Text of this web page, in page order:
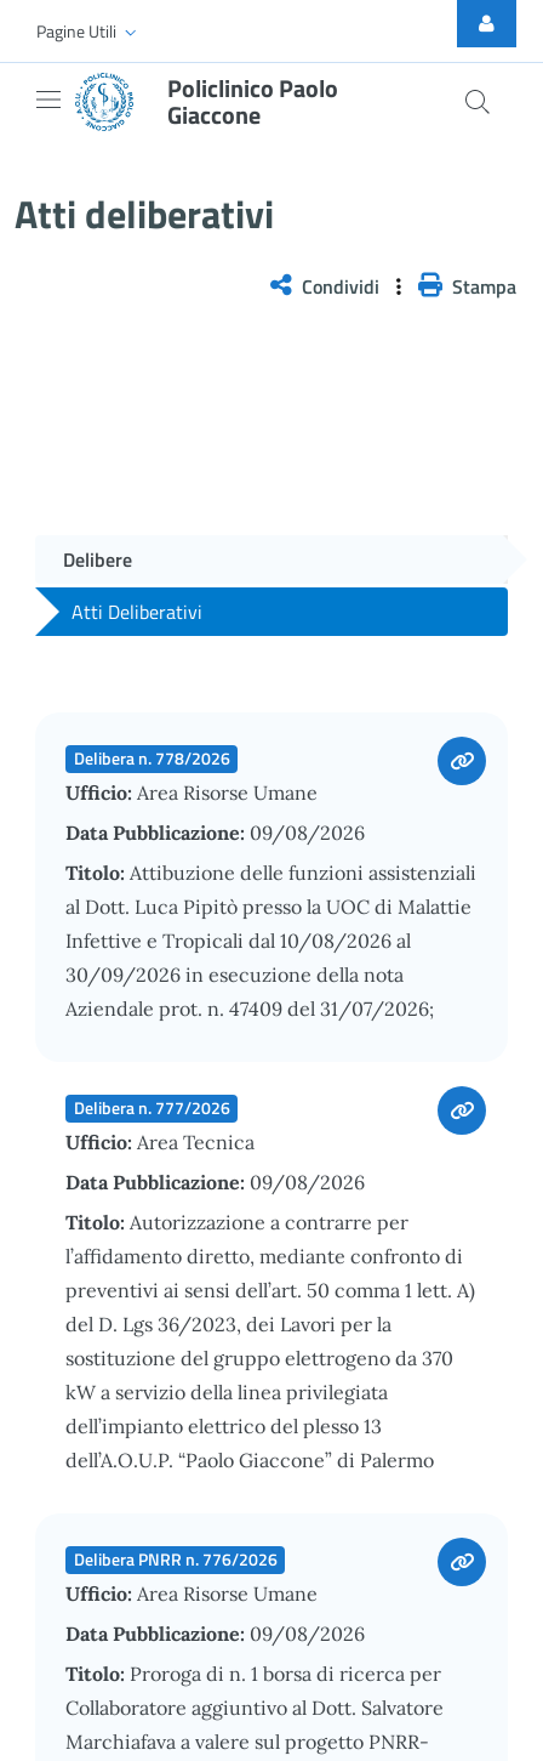
Skip to Main Content
Pagine Utili
Policlinico Paolo
Giaccone
Atti deliberativi
Condividi Stampa
Delibere
Atti Deliberativi
Delibera n. 778/2026
Ufficio: Area Risorse Umane
Data Pubblicazione: 09/08/2026
Titolo: Attibuzione delle funzioni assistenziali
al Dott. Luca Pipitò presso la UOC di Malattie
Infettive e Tropicali dal 10/08/2026 al
30/09/2026 in esecuzione della nota
Aziendale prot. n. 47409 del 31/07/2026;
Delibera n. 777/2026
Ufficio: Area Tecnica
Data Pubblicazione: 09/08/2026
Titolo: Autorizzazione a contrarre per
l’affidamento diretto, mediante confronto di
preventivi ai sensi dell’art. 50 comma 1 lett. A)
del D. Lgs 36/2023, dei Lavori per la
sostituzione del gruppo elettrogeno da 370
kW a servizio della linea privilegiata
dell’impianto elettrico del plesso 13
dell’A.O.U.P. “Paolo Giaccone” di Palermo
Delibera PNRR n. 776/2026
Ufficio: Area Risorse Umane
Data Pubblicazione: 09/08/2026
Titolo: Proroga di n. 1 borsa di ricerca per
Collaboratore aggiuntivo al Dott. Salvatore
Marchiafava a valere sul progetto PNRR-